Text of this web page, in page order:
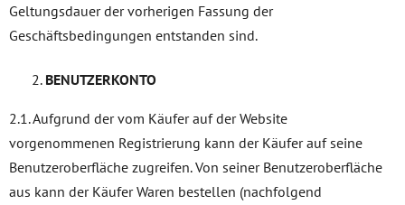
Geltungsdauer der vorherigen Fassung der
Geschäftsbedingungen entstanden sind.
BENUTZERKONTO
2.1. Aufgrund der vom Käufer auf der Website
vorgenommenen Registrierung kann der Käufer auf seine
Benutzeroberfläche zugreifen. Von seiner Benutzeroberfläche
aus kann der Käufer Waren bestellen (nachfolgend